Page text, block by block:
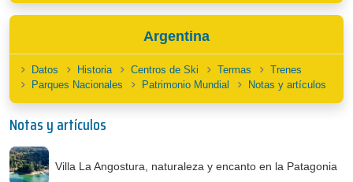
Argentina
Datos Historia Centros de Ski Termas
Trenes
Parques Nacionales
Patrimonio Mundial Notas y artículos
Notas y artículos
Villa La Angostura, naturaleza y encanto en la Patagonia